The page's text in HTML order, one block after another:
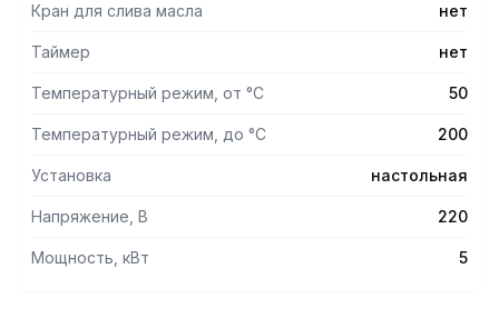
Кран для слива масла нет
Таймер нет
Температурный режим, от °С 50
Температурный режим, до °С 200
Установка настольная
Напряжение, В 220
Мощность, кВт 5